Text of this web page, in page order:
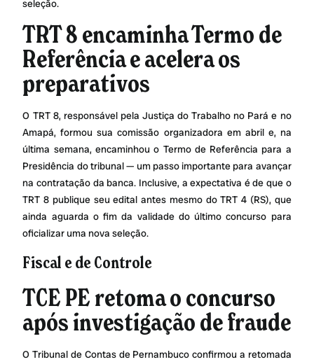
seleção.
TRT 8 encaminha Termo de
Referência e acelera os
preparativos
O TRT 8, responsável pela Justiça do Trabalho no Pará e no
Amapá, formou sua comissão organizadora em abril e, na
última semana, encaminhou o Termo de Referência para a
Presidência do tribunal — um passo importante para avançar
na contratação da banca. Inclusive, a expectativa é de que o
TRT 8 publique seu edital antes mesmo do TRT 4 (RS), que
ainda aguarda o fim da validade do último concurso para
oficializar uma nova seleção.
Fiscal e de Controle
TCE PE retoma o concurso
após investigação de fraude
O Tribunal de Contas de Pernambuco confirmou a retomada